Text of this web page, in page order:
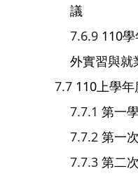
議
110
外實習與就
110上學年
第一
第一
第二